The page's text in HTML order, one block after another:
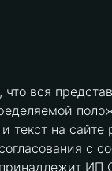
вся
текст на
с
ИП